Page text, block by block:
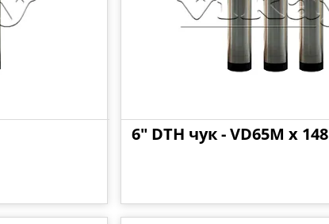
6" DTH чук - VD65M x 148